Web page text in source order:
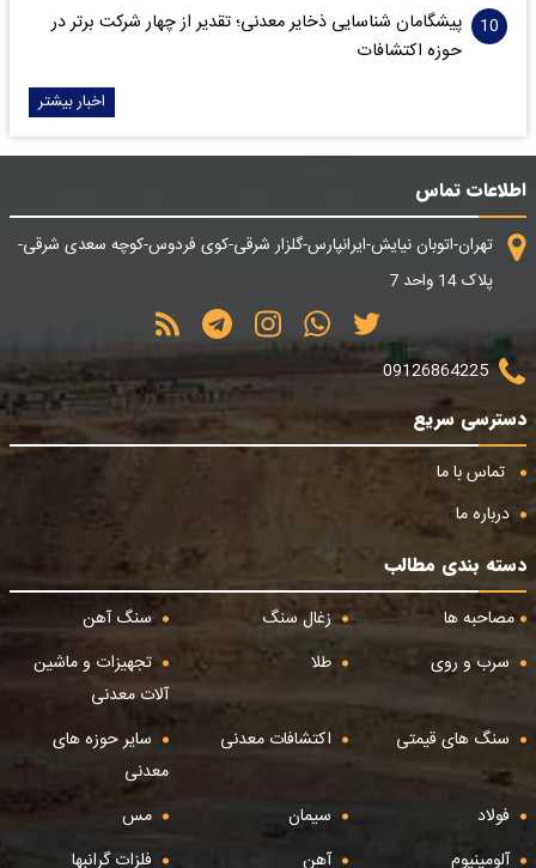
پیشگامان شناسایی ذخایر معدنی؛ تقدیر از چهار شرکت برتر در
حوزه اکتشافات‌
اخبار بیشتر
اطلاعات تماس
تهران-اتوبان نیایش-ایرانپارس-گلزار شرقی-کوی فردوس-کوچه سعدی شرقی-
پلاک 14 واحد 7
09126864225
دسترسی سریع
تماس با ما
درباره ما
دسته بندی مطالب
مصاحبه ها
زغال سنگ
سنگ آهن
سرب و روی
طلا
تجهیزات و ماشین
آلات معدنی
سنگ های قیمتی
اکتشافات معدنی
سایر حوزه های
معدنی
فولاد
سیمان
مس
آلومینیوم
آهن فلزات گرانبها